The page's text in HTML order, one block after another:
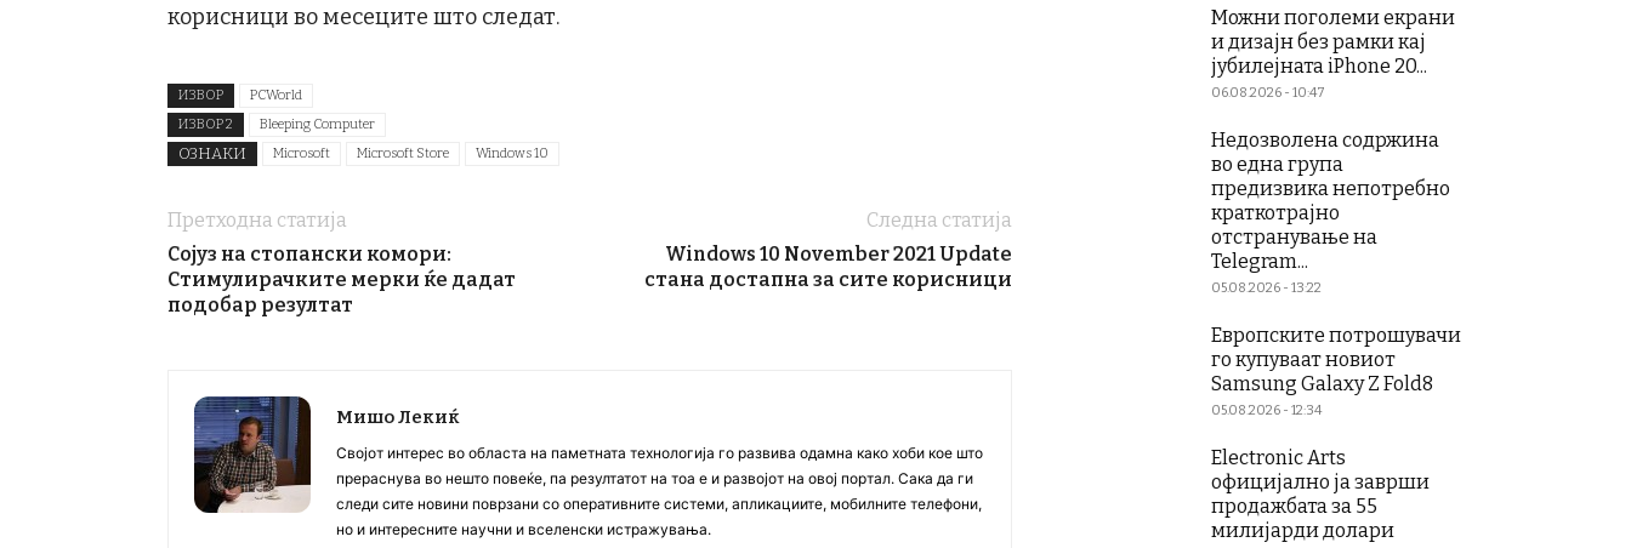
корисници во месеците што следат.
ИЗВОР
PCWorld
ИЗВОР 2
Bleeping Computer
ОЗНАКИ Microsoft Microsoft Store Windows 10
Претходна статија
Сојуз на стопански комори:
Стимулирачките мерки ќе дадат
подобар резултат
Следна статија
Windows 10 November 2021 Update
стана достапна за сите корисници
Мишо Лекиќ
Својот интерес во областа на паметната технологија го развива одамна како хоби кое што
прераснува во нешто повеќе, па резултатот на тоа е и развојот на овој портал. Сака да ги
следи сите новини поврзани со оперативните системи, апликациите, мобилните телефони,
но и интересните научни и вселенски истражувања.
Можни поголеми екрани
и дизајн без рамки кај
јубилејната iPhone 20...
06.08.2026 - 10:47
Недозволена содржина
во една група
предизвика непотребно
краткотрајно
отстранување на
Telegram...
05.08.2026 - 13:22
Европските потрошувачи
го купуваат новиот
Samsung Galaxy Z Fold8
05.08.2026 - 12:34
Electronic Arts
официјално ја заврши
продажбата за 55
милијарди долари